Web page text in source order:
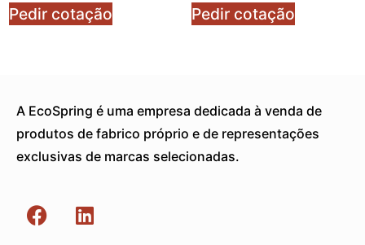
Pedir cotação Pedir cotação
A EcoSpring é uma empresa dedicada à venda de
produtos de fabrico próprio e de representações
exclusivas de marcas selecionadas.